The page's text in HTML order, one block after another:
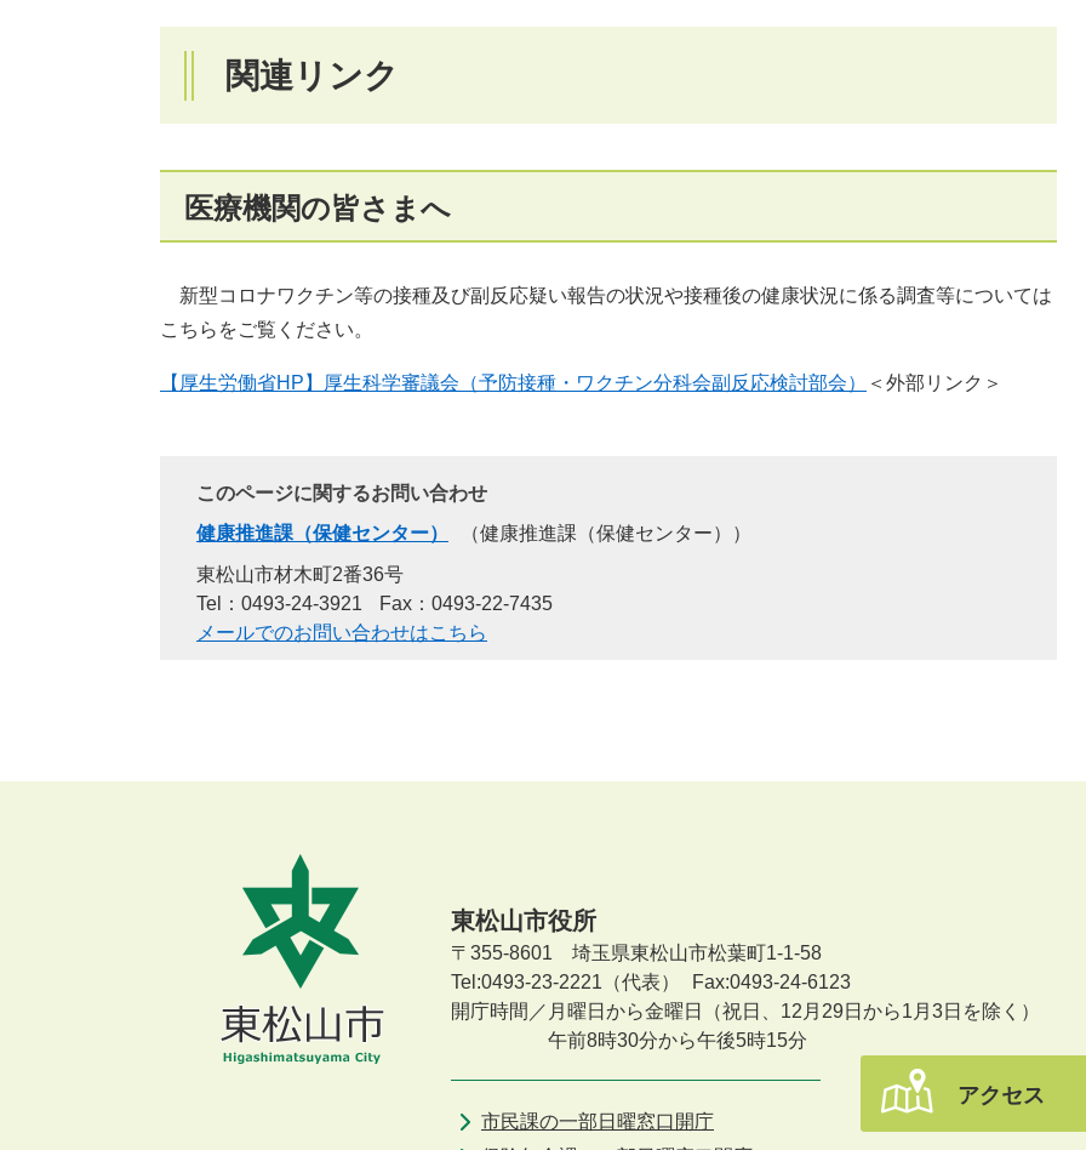
関連リンク
医療機関の皆さまへ
新型コロナワクチン等の接種及び副反応疑い報告の状況や接種後の健康状況に係る調査等については
こちらをご覧ください。
【厚生労働省HP】厚生科学審議会（予防接種・ワクチン分科会副反応検討部会） ＜外部リンク＞
このページに関するお問い合わせ
健康推進課（保健センター）
健康推進課（保健センター）
東松山市材木町2番36号
Tel：0493-24-3921
Fax：0493-22-7435
メールでのお問い合わせはこちら
東松山市役所
〒355-8601 埼玉県東松山市松葉町1-1-58
Tel:0493-23-2221（代表）
Fax:0493-24-6123
開庁時間／月曜日から金曜日
（祝日、12月29日から1月3日を除く）
午前8時30分から午後5時15分
市民課の一部日曜窓口開庁
アクセス